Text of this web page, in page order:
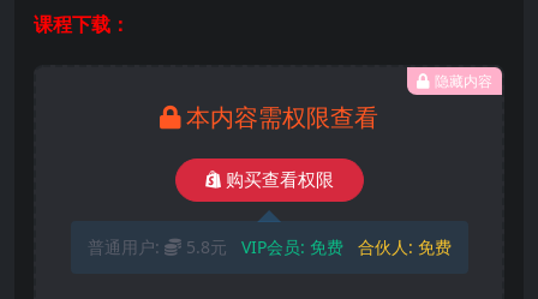
课程下载：
隐藏内容
本内容需权限查看
购买查看权限
普通用户: 5.8元 VIP会员: 免费 合伙人: 免费